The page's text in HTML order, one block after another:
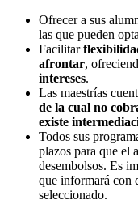
Ofrecer a sus
las que pueden
Facilitar
afrontar,
intereses.
Las maestrías
de la cual no
existe
Todos sus
plazos para que el
desembolsos. Es
que informará con
seleccionado.